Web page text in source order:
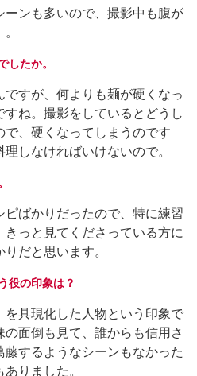
ンも多いので、撮影中も腹が
したか。
すが、何よりも麺が硬くなっ
ね。撮影をしているとどうし
、硬くなってしまうのです
しなければいけないので。
ばかりだったので、特に練習
っと見てくださっている方に
だと思います。
役の印象は？
具現化した人物という印象で
面倒も見て、誰からも信用さ
するようなシーンもなかった
りました。